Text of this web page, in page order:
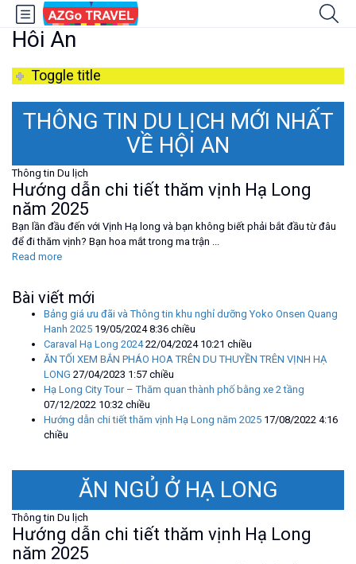
Hôi An
Toggle title
THÔNG TIN DU LỊCH MỚI NHẤT
VỀ HỘI AN
Thông tin Du lịch
Hướng dẫn chi tiết thăm vịnh Hạ Long
năm 2025
Bạn lần đầu đến với Vịnh Hạ long và bạn không biết phải bắt đầu từ đâu
để đi thăm vịnh? Bạn hoa mắt trong ma trận ...
Read more
Bài viết mới
Bảng giá ưu đãi và Thông tin khu nghỉ dưỡng Yoko Onsen Quang
Hanh 2025 19/05/2024 8:36 chiều
Caraval Hạ Long 2024 22/04/2024 10:21 chiều
ĂN TỐI XEM BẮN PHÁO HOA TRÊN DU THUYỀN TRÊN VỊNH HẠ
LONG 27/04/2023 1:57 chiều
Hạ Long City Tour – Thăm quan thành phố bằng xe 2 tầng
07/12/2022 10:32 chiều
Hướng dẫn chi tiết thăm vịnh Hạ Long năm 2025 17/08/2022 4:16
chiều
ĂN NGỦ Ở HẠ LONG
Thông tin Du lịch
Hướng dẫn chi tiết thăm vịnh Hạ Long
năm 2025